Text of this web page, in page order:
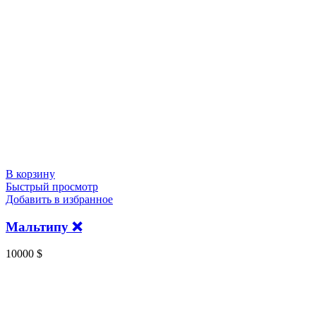
В корзину
Быстрый просмотр
Добавить в избранное
Мальтипу ❌
10000 $